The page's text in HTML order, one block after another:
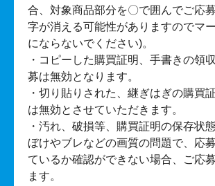
合、対象商品部分を〇で囲んでご応
字が消える可能性がありますのでマ
にならないでください)。
・コピーした購買証明、手書きの領
募は無効となります。
・切り貼りされた、継ぎはぎの購買
は無効とさせていただきます。
・汚れ、破損等、購買証明の保存状
ぼけやブレなどの画質の問題で、応
ているか確認ができない場合、ご応
ます。